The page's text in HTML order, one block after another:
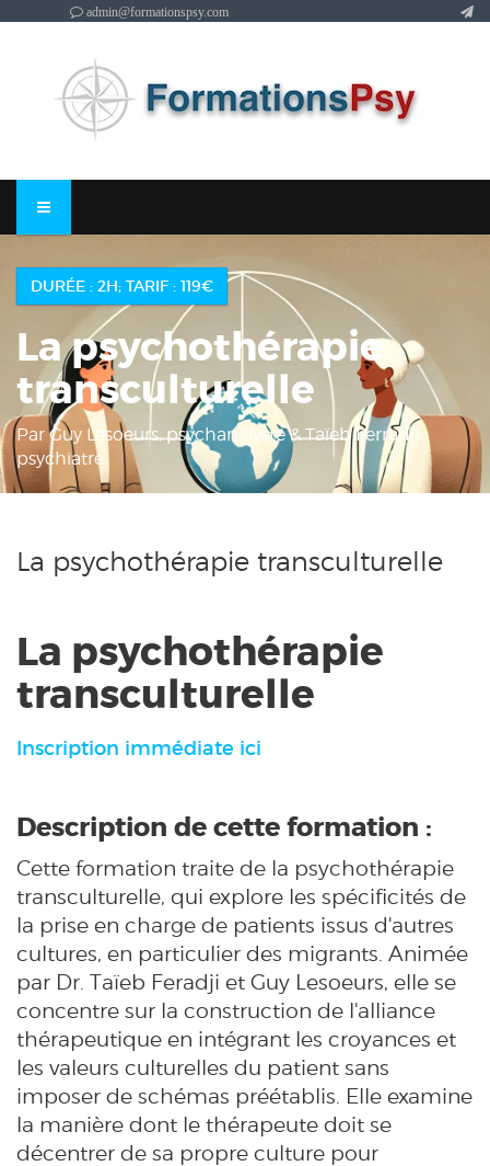
admin@formationspsy.com
DURÉE : 2H; TARIF : 119€
La psychothérapie
transculturelle
Par Guy Lesoeurs, psychanalyste & Taïeb Ferradji,
psychiatre
La psychothérapie transculturelle
La psychothérapie
transculturelle
Inscription immédiate ici
Description de cette formation :
Cette formation traite de la psychothérapie
transculturelle, qui explore les spécificités de
la prise en charge de patients issus d'autres
cultures, en particulier des migrants. Animée
par Dr. Taïeb Feradji et Guy Lesoeurs, elle se
concentre sur la construction de l'alliance
thérapeutique en intégrant les croyances et
les valeurs culturelles du patient sans
imposer de schémas préétablis. Elle examine
la manière dont le thérapeute doit se
décentrer de sa propre culture pour